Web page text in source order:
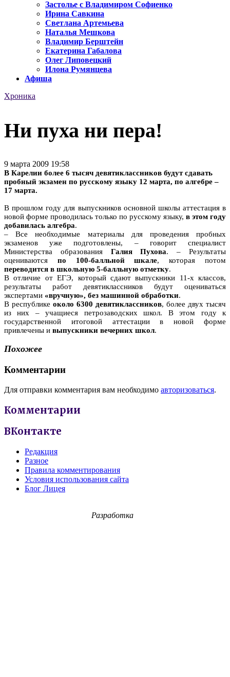
Застолье с Владимиром Софиенко
Ирина Савкина
Светлана Артемьева
Наталья Мешкова
Владимир Берштейн
Екатерина Габалова
Олег Липовецкий
Илона Румянцева
Афиша
Хроника
Ни пуха ни пера!
9 марта 2009 19:58
В Карелии более 6 тысяч девятиклассников будут сдавать
пробный экзамен по русскому языку 12 марта, по алгебре –
17 марта.
В прошлом году для выпускников основной школы аттестация в
новой форме проводилась только по русскому языку, в этом году
добавилась алгебра.
– Все необходимые материалы для проведения пробных
экзаменов уже подготовлены, – говорит специалист
Министерства образования Галия Пухова. – Результаты
оцениваются по 100-балльной шкале, которая потом
переводится в школьную 5-балльную отметку.
В отличие от ЕГЭ, который сдают выпускники 11-х классов,
результаты работ девятиклассников будут оцениваться
экспертами «вручную», без машинной обработки.
В республике около 6300 девятиклассников, более двух тысяч
из них – учащиеся петрозаводских школ. В этом году к
государственной итоговой аттестации в новой форме
привлечены и выпускники вечерних школ.
Похожее
Комментарии
Для отправки комментария вам необходимо авторизоваться.
Комментарии
ВКонтакте
Редакция
Разное
Правила комментирования
Условия использования сайта
Блог Лицея
Разработка